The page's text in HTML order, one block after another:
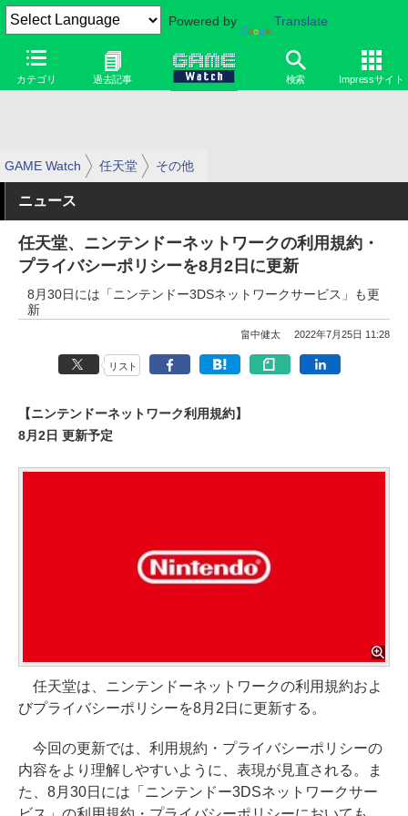
Powered by Translate
カテゴリ 過去記事 検索 Impressサイト
GAME Watch 任天堂 その他
ニュース
任天堂、ニンテンドーネットワークの利用規約・
プライバシーポリシーを8月2日に更新
8月30日には「ニンテンドー3DSネットワークサービス」も更
新
畠中健太 2022年7月25日 11:28
リスト
【ニンテンドーネットワーク利用規約】
8月2日 更新予定
任天堂は、ニンテンドーネットワークの利用規約およ
びプライバシーポリシーを8月2日に更新する。
今回の更新では、利用規約・プライバシーポリシーの
内容をより理解しやすいように、表現が見直される。ま
た、8月30日には「ニンテンドー3DSネットワークサー